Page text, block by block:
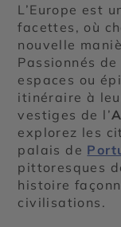
L’Europe est
facettes, où
nouvelle
Passionnés
espaces ou
itinéraire à
vestiges de l’
explorez les
palais de
pittoresques
histoire
civilisations.